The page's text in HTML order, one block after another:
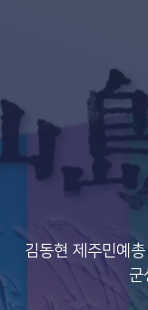
김동현 제주민예
군